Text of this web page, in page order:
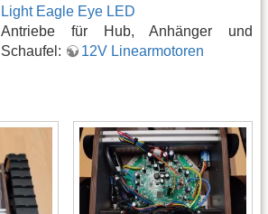
Light Eagle Eye LED
Antriebe für Hub, Anhänger und
Schaufel:
12V Linearmotoren